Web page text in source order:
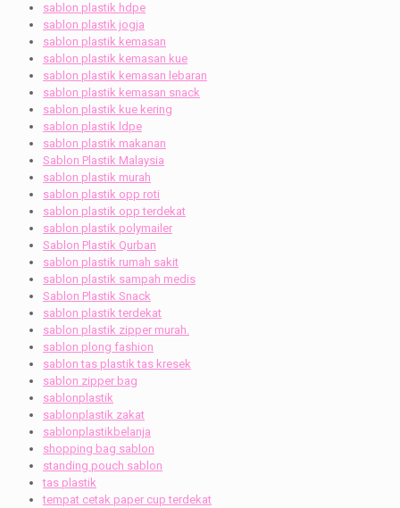
sablon plastik hdpe
sablon plastik jogja
sablon plastik kemasan
sablon plastik kemasan kue
sablon plastik kemasan lebaran
sablon plastik kemasan snack
sablon plastik kue kering
sablon plastik ldpe
sablon plastik makanan
Sablon Plastik Malaysia
sablon plastik murah
sablon plastik opp roti
sablon plastik opp terdekat
sablon plastik polymailer
Sablon Plastik Qurban
sablon plastik rumah sakit
sablon plastik sampah medis
Sablon Plastik Snack
sablon plastik terdekat
sablon plastik zipper murah.
sablon plong fashion
sablon tas plastik tas kresek
sablon zipper bag
sablonplastik
sablonplastik zakat
sablonplastikbelanja
shopping bag sablon
standing pouch sablon
tas plastik
tempat cetak paper cup terdekat